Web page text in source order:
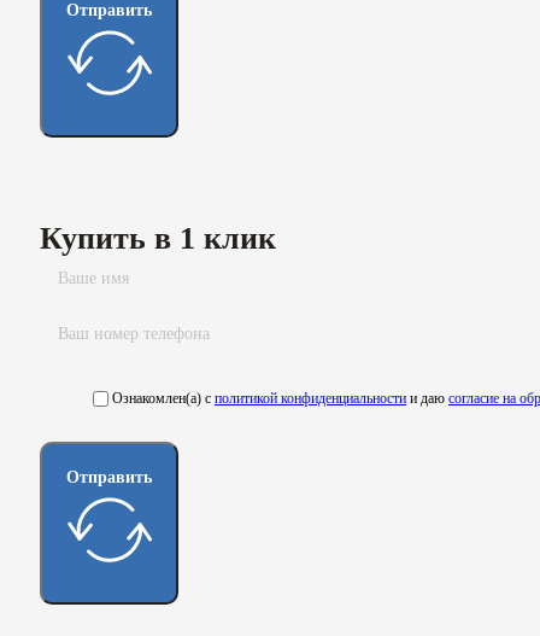
Отправить
Купить в 1 клик
Ознакомлен(а) с политикой конфиденциальности и даю согласие на
Отправить